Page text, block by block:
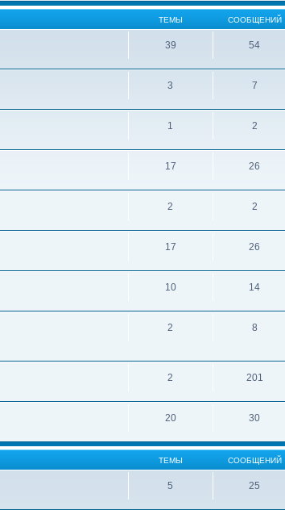
ТЕМЫ СООБЩЕНИЙ
39 54
3 7
1 2
17 26
2 2
17 26
10 14
2 8
2 201
20 30
ТЕМЫ СООБЩЕНИЙ
5 25